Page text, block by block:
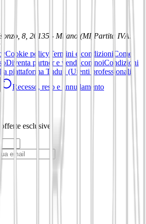
8, 20135 - Milano (MI) Partita IVA:
Cookie policyTermini e condizioni Come
Diventa partner e vendi con noiCondizioni
piattaforma Tuduu (Utenti professionali)
Recesso, reso e annullamento
esclusive